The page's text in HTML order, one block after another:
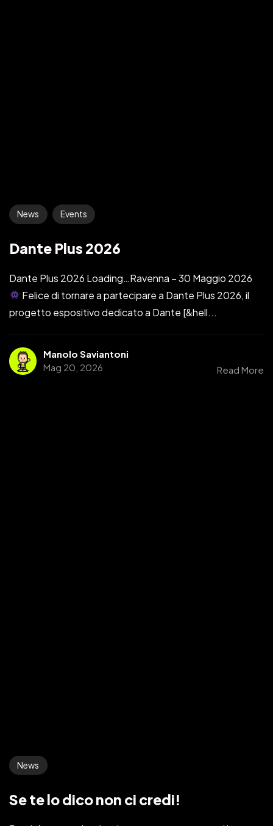
News Events
Dante Plus 2026
Dante Plus 2026 Loading…Ravenna – 30 Maggio 2026
Felice di tornare a partecipare a Dante Plus 2026, il
progetto espositivo dedicato a Dante [&hell...
Manolo Saviantoni
Mag 20, 2026
Read More
News
Se te lo dico non ci credi!